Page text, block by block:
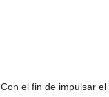
Con el fin de impulsar